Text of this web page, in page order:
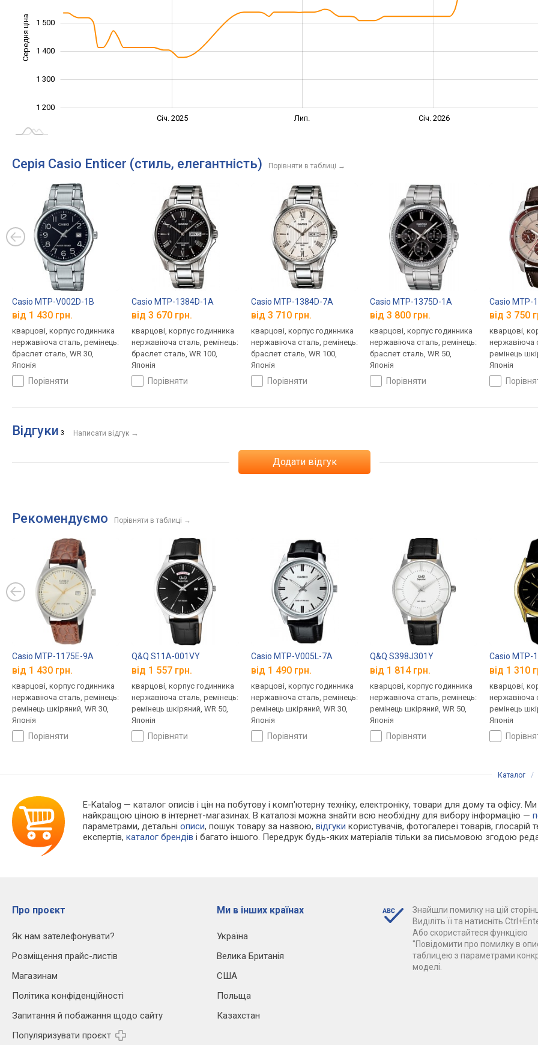
Середня ціна
1 200
1 300
1 400
1 500
Січ. 2025 Лип. Січ. 2026
Серія Casio Enticer (стиль, елегантність) Порівняти в таблиці →
Casio MTP-V002D-1B
від 1 430 грн.
кварцові, корпус годинника
нержавіюча сталь, ремінець:
браслет сталь, WR 30,
Японія
порівняти
Casio MTP-1384D-1A
від 3 670 грн.
кварцові, корпус годинника
нержавіюча сталь, ремінець:
браслет сталь, WR 100,
Японія
порівняти
Casio MTP-1384D-7A
від 3 710 грн.
кварцові, корпус годинника
нержавіюча сталь, ремінець:
браслет сталь, WR 100,
Японія
порівняти
Casio MTP-1375D-1A
від 3 800 грн.
кварцові, корпус годинника
нержавіюча сталь, ремінець:
браслет сталь, WR 50,
Японія
порівняти
Casio MTP-
від 3 750
кварцові,
нержавіюча
ремінець
Японія
Відгуки 3 Написати відгук →
Додати відгук
Рекомендуємо Порівняти в таблиці →
Casio MTP-1175E-9A
від 1 430 грн.
кварцові, корпус годинника
нержавіюча сталь, ремінець:
ремінець шкіряний, WR 30,
Японія
порівняти
Q&Q S11A-001VY
від 1 557 грн.
кварцові, корпус годинника
нержавіюча сталь, ремінець:
ремінець шкіряний, WR 50,
Японія
порівняти
Casio MTP-V005L-7A
від 1 490 грн.
кварцові, корпус годинника
нержавіюча сталь, ремінець:
ремінець шкіряний, WR 30,
Японія
порівняти
Q&Q S398J301Y
від 1 814 грн.
кварцові, корпус годинника
нержавіюча сталь, ремінець:
ремінець шкіряний, WR 50,
Японія
порівняти
Casio MTP-
від 1 310
кварцові,
нержавіюча
ремінець
Японія
Каталог
E-Katalog — каталог описів і цін на побутову і комп'ютерну техніку, електроніку, товари для дому та офісу.
найкращою ціною в інтернет-магазинах. В каталозі можна знайти всю необхідну для вибору інформацію —
параметрами, детальніописи, пошук товару за назвою,відгуки користувачів, фотогалереї товарів, глосарій
експертів,каталог брендів і багато іншого. Передрук будь-яких матеріалів тільки за письмовою згодою
Про проєкт
Як нам зателефонувати?
Розміщення прайс-листів
Магазинам
Політика конфіденційності
Запитання й побажання щодо сайту
Популяризувати проєкт
Ми в інших країнах
Україна
Велика Британія
США
Польща
Казахстан
Знайшли помилку на цій
Виділіть її та натисніть
Або скористайтеся функцією
"Повідомити про помилку в
таблицею з параметрами
моделі.